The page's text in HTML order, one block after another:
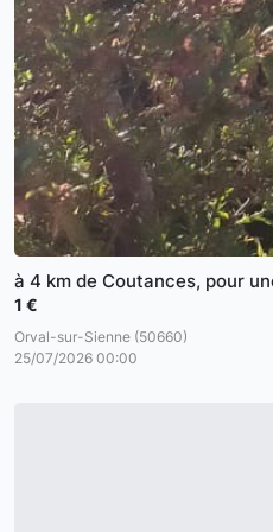
à 4 km de Coutances, pour
1 €
Orval-sur-Sienne (50660)
25/07/2026 00:00